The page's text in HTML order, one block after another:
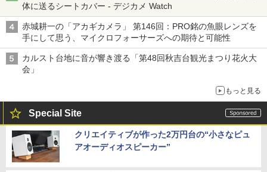
体に送るシートカバー - デジカメ Watch
赤城耕一の「アカギカメラ」 第146回：PRO銘の魚眼レンズを
手にして思う、マイクロフォーサーズへの期待と可能性
カルスト台地に音が響き渡る「第48回秋吉台観光まつり花火大
会」
もっと見る
Special Site
クリエイティブが作った2万円台の“小さなピュ
アオーディオスピーカー”